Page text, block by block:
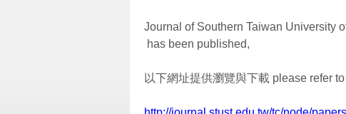
Journal of Southern Taiwan University
has been published,
以下網址提供瀏覽與下載 please refer